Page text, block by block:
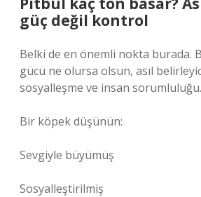
güç değil kontrol
Belki de en önemli nokta burada.
gücü ne olursa olsun, asıl
sosyalleşme ve insan sorumluluğu.
Bir köpek düşünün:
Sevgiyle büyümüş
Sosyalleştirilmiş